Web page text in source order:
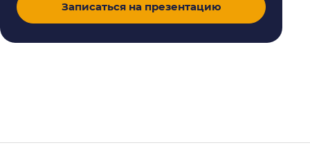
Записаться на презентацию